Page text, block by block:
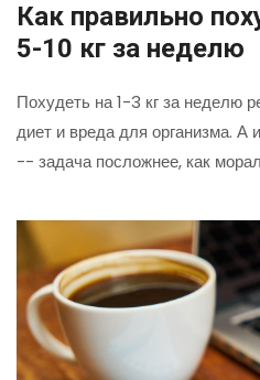
Как правильно
5-10 кг за неделю
Похудеть на 1-3 кг за неделю
диет и вреда для организма. А
-- задача посложнее, как